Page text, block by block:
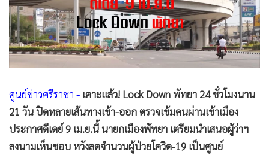
• ผู้จัดกวน
• Good health & Well-being
• Green Innovation & SD
• Management & HR
• Infographic
• การเมือง
• ท่องเที่ยว
ศูนย์ข่าวศรีราชา - เคาะแล้ว! Lock Down พัทยา 24 ชั่วโมงนาน
21 วัน ปิดหลายเส้นทางเข้า-ออก ตรวจเข้มคนผ่านเข้าเมือง
ประกาศดีเดย์ 9 เม.ย.นี้ นายกเมืองพัทยา เตรียมนำเสนอผู้ว่าฯ
ลงนามเห็นชอบ หวังลดจำนวนผู้ป่วยโควิด-19 เป็นศูนย์